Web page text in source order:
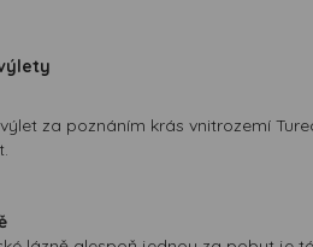
za poznáním krás vnitrozemí